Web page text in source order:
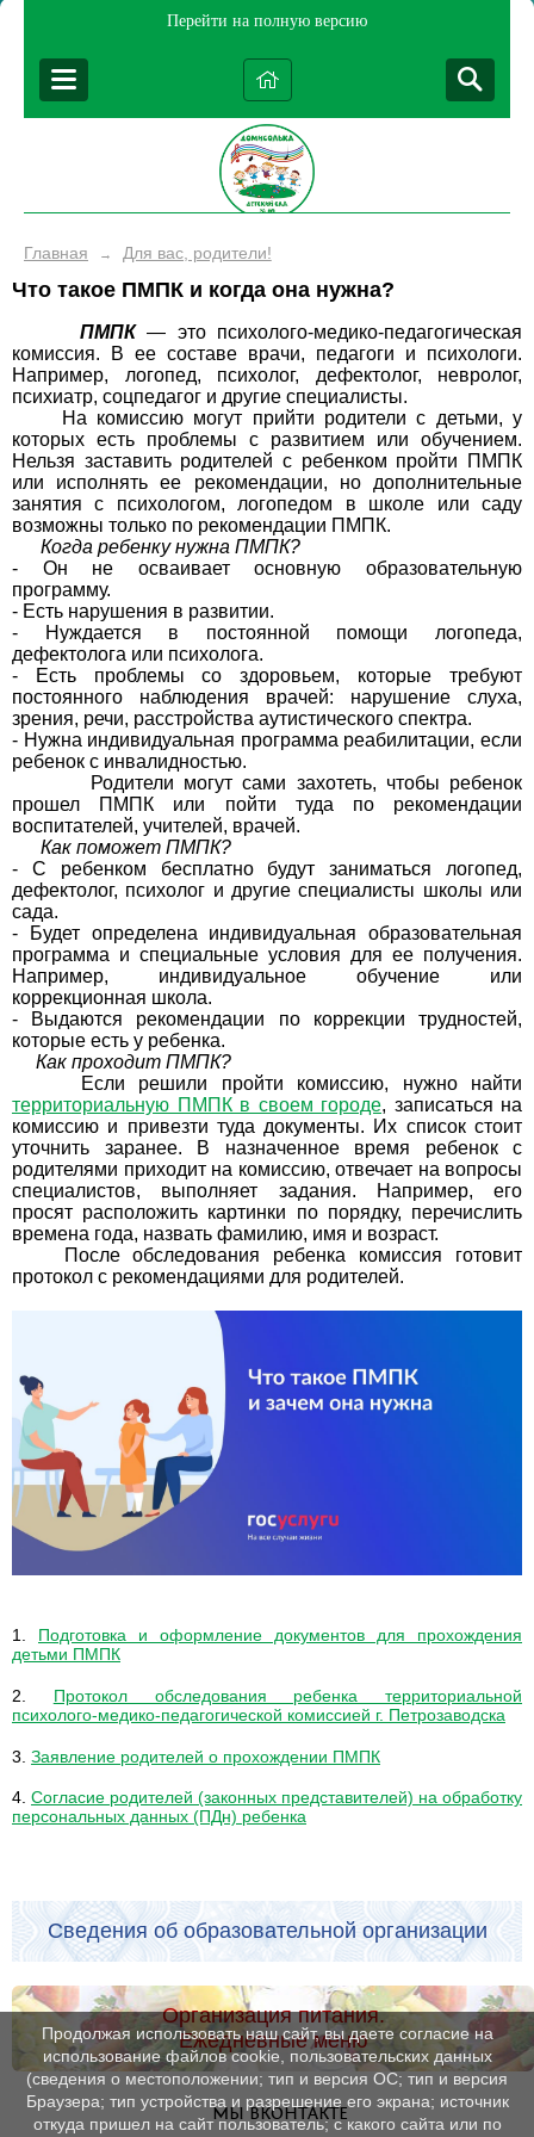
Перейти на полную версию
Главная → Для вас, родители!
Что такое ПМПК и когда она нужна?
ПМПК— это психолого-медико-педагогическая
комиссия. В ее составе врачи, педагоги и психологи.
Например, логопед, психолог, дефектолог, невролог,
психиатр, соцпедагог и другие специалисты.
На комиссию могут прийти родители с детьми, у
которых есть проблемы с развитием или обучением.
Нельзя заставить родителей с ребенком пройти ПМПК
или исполнять ее рекомендации, но дополнительные
занятия с психологом, логопедом в школе или саду
возможны только по рекомендации ПМПК.
Когда ребенку нужна ПМПК?
- Он не осваивает основную образовательную
программу.
- Есть нарушения в развитии.
- Нуждается в постоянной помощи логопеда,
дефектолога или психолога.
- Есть проблемы со здоровьем, которые требуют
постоянного наблюдения врачей: нарушение слуха,
зрения, речи, расстройства аутистического спектра.
- Нужна индивидуальная программа реабилитации, если
ребенок с инвалидностью.
Родители могут сами захотеть, чтобы ребенок
прошел ПМПК или пойти туда по рекомендации
воспитателей, учителей, врачей.
Как поможет ПМПК?
- С ребенком бесплатно будут заниматься логопед,
дефектолог, психолог и другие специалисты школы или
сада.
- Будет определена индивидуальная образовательная
программа и специальные условия для ее получения.
Например, индивидуальное обучение или
коррекционная школа.
- Выдаются рекомендации по коррекции трудностей,
которые есть у ребенка.
Как проходит ПМПК?
Если решили пройти комиссию, нужно найти
территориальную ПМПК в своем городе, записаться на
комиссию и привезти туда документы. Их список стоит
уточнить заранее. В назначенное время ребенок с
родителями приходит на комиссию, отвечает на вопросы
специалистов, выполняет задания. Например, его
просят расположить картинки по порядку, перечислить
времена года, назвать фамилию, имя и возраст.
После обследования ребенка комиссия готовит
протокол с рекомендациями для родителей.
1. Подготовка и оформление документов для прохождения
детьми ПМПК
2. Протокол обследования ребенка территориальной
психолого-медико-педагогической комиссией г. Петрозаводска
3. Заявление родителей о прохождении ПМПК
4. Согласие родителей (законных представителей) на обработку
персональных данных (ПДн) ребенка
Сведения об образовательной организации
Организация питания.
Ежедневные меню
МЫ ВКОНТАКТЕ
Продолжая использовать наш сайт, вы даете согласие на
использование файлов cookie, пользовательских данных
(сведения о местоположении; тип и версия ОС; тип и версия
Браузера; тип устройства и разрешение его экрана; источник
откуда пришел на сайт пользователь; с какого сайта или по